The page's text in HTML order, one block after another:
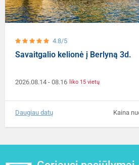
4.8/5
Savaitgalio kelionė į Berlyną 3d.
2026.08.14 - 08.16 liko 15 vietų
Kaina
Daugiau datų